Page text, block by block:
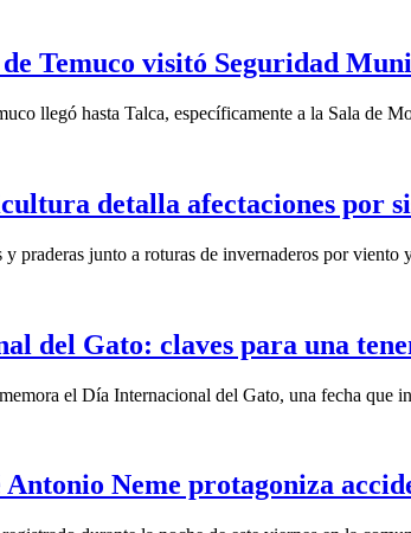
Temuco visitó Seguridad
llegó hasta Talca, específicamente a la Sala de
detalla afectaciones por
praderas junto a roturas de invernaderos por viento
del Gato: claves para una
el Día Internacional del Gato, una fecha que
Antonio Neme protagoniza